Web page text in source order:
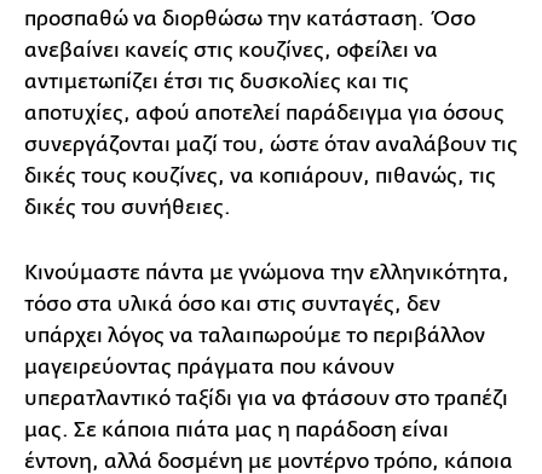
προσπαθώ να διορθώσω την κατάσταση. Όσο
ανεβαίνει κανείς στις κουζίνες, οφείλει να
αντιμετωπίζει έτσι τις δυσκολίες και τις
αποτυχίες, αφού αποτελεί παράδειγμα για όσους
συνεργάζονται μαζί του, ώστε όταν αναλάβουν τις
δικές τους κουζίνες, να κοπιάρουν, πιθανώς, τις
δικές του συνήθειες.
Κινούμαστε πάντα με γνώμονα την ελληνικότητα,
τόσο στα υλικά όσο και στις συνταγές, δεν
υπάρχει λόγος να ταλαιπωρούμε το περιβάλλον
μαγειρεύοντας πράγματα που κάνουν
υπερατλαντικό ταξίδι για να φτάσουν στο τραπέζι
μας. Σε κάποια πιάτα μας η παράδοση είναι
έντονη, αλλά δοσμένη με μοντέρνο τρόπο, κάποια